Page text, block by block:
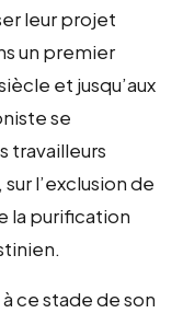
leur projet
un premier
et jusqu’aux
se
travailleurs
l’exclusion de
la purification
ce stade de son